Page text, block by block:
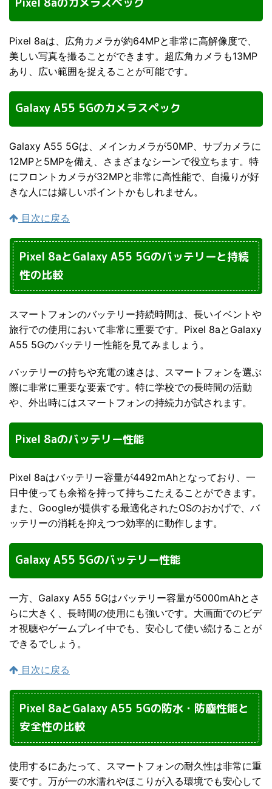
Pixel 8aは、広角カメラが約64MPと非常に高解像度で、
美しい写真を撮ることができます。超広角カメラも13MP
あり、広い範囲を捉えることが可能です。
Galaxy A55 5Gのカメラスペック
Galaxy A55 5Gは、メインカメラが50MP、サブカメラに
12MPと5MPを備え、さまざまなシーンで役立ちます。特
にフロントカメラが32MPと非常に高性能で、自撮りが好
きな人には嬉しいポイントかもしれません。
目次に戻る
Pixel 8aとGalaxy A55 5Gのバッテリーと持続
性の比較
スマートフォンのバッテリー持続時間は、長いイベントや
旅行での使用において非常に重要です。Pixel 8aとGalaxy
A55 5Gのバッテリー性能を見てみましょう。
バッテリーの持ちや充電の速さは、スマートフォンを選ぶ
際に非常に重要な要素です。特に学校での長時間の活動
や、外出時にはスマートフォンの持続力が試されます。
Pixel 8aのバッテリー性能
Pixel 8aはバッテリー容量が4492mAhとなっており、一
日中使っても余裕を持って持ちこたえることができます。
また、Googleが提供する最適化されたOSのおかげで、バ
ッテリーの消耗を抑えつつ効率的に動作します。
Galaxy A55 5Gのバッテリー性能
一方、Galaxy A55 5Gはバッテリー容量が5000mAhとさ
らに大きく、長時間の使用にも強いです。大画面でのビデ
オ視聴やゲームプレイ中でも、安心して使い続けることが
できるでしょう。
目次に戻る
Pixel 8aとGalaxy A55 5Gの防水・防塵性能と
安全性の比較
使用するにあたって、スマートフォンの耐久性は非常に重
要です。万が一の水濡れやほこりが入る環境でも安心して